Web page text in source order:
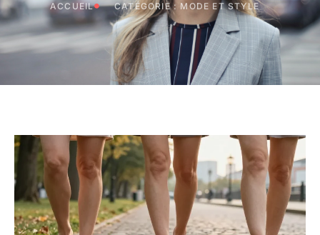
ACCUEIL CATÉGORIE : MODE ET STYLE